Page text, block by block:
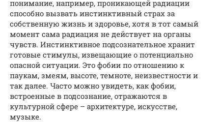
понимание, например, проникающей радиации
способно вызвать инстинктивный страх за
собственную жизнь и здоровье, хотя в тот самый
момент сама радиация не действует на органы
чувств. Инстинктивное подсознательное хранит
готовые стимулы, извещающие о потенциально
опасной ситуации. Это фобии по отношению к
паукам, змеям, высоте, темноте, неизвестности и
так далее. Часто можно увидеть, как фобии,
встроенные в подсознание, отражаются в
культурной сфере – архитектуре, искусстве,
музыке.